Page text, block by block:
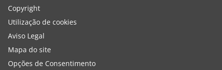
Copyright
Utilização de cookies
Aviso Legal
Mapa do site
Opções de Consentimento